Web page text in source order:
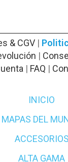
& CGV|
|
| FAQ |
INICIO
MAPAS DEL
ACCESORIOS
ALTA GAMA